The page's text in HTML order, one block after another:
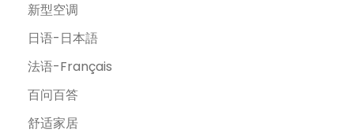
新型空调
日语-日本語
法语-Français
百问百答
舒适家居